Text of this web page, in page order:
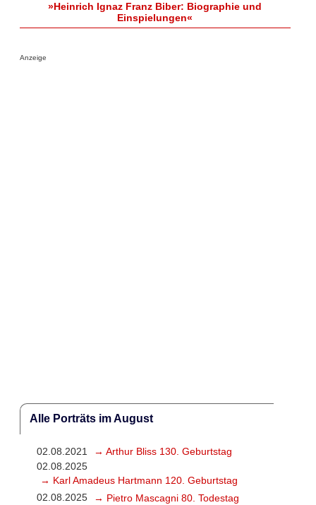
»Heinrich Ignaz Franz Biber: Biographie und
Einspielungen«
Anzeige
Alle Porträts im August
02.08.2021
→ Arthur Bliss 130. Geburtstag
02.08.2025
→ Karl Amadeus Hartmann 120. Geburtstag
02.08.2025
→ Pietro Mascagni 80. Todestag